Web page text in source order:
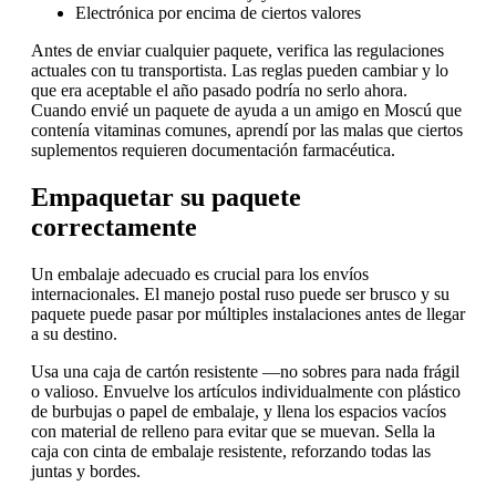
Electrónica por encima de ciertos valores
Antes de enviar cualquier paquete, verifica las regulaciones
actuales con tu transportista. Las reglas pueden cambiar y lo
que era aceptable el año pasado podría no serlo ahora.
Cuando envié un paquete de ayuda a un amigo en Moscú que
contenía vitaminas comunes, aprendí por las malas que ciertos
suplementos requieren documentación farmacéutica.
Empaquetar su paquete
correctamente
Un embalaje adecuado es crucial para los envíos
internacionales. El manejo postal ruso puede ser brusco y su
paquete puede pasar por múltiples instalaciones antes de llegar
a su destino.
Usa una caja de cartón resistente —no sobres para nada frágil
o valioso. Envuelve los artículos individualmente con plástico
de burbujas o papel de embalaje, y llena los espacios vacíos
con material de relleno para evitar que se muevan. Sella la
caja con cinta de embalaje resistente, reforzando todas las
juntas y bordes.